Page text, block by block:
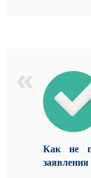
Как не
заявления